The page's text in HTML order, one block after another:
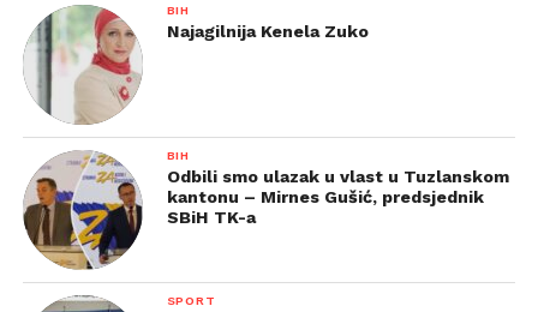
BIH
Najagilnija Kenela Zuko
BIH
Odbili smo ulazak u vlast u Tuzlanskom
kantonu – Mirnes Gušić, predsjednik
SBiH TK-a
SPORT